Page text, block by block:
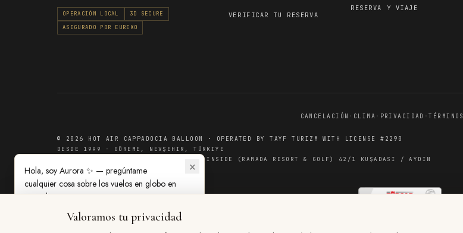
Valoramos tu privacidad
OPERACIÓN LOCAL
3D SECURE
ASEGURADO POR EUREKO
VERIFICAR TU RESERVA
RESERVA Y VIAJE
CANCELACIÓN · CLIMA · PRIVACIDAD ·TÉRMINOS
© 2026 HOT AIR CAPPADOCIA BALLOON · OPERATED BY TAYF TURIZM WITH LICENSE #2290
DESDE 1999 · GÖREME, NEVŞEHIR, TÜRKIYE
TÜRKMEN MAH. GAZİ BEĞENDİ BULVARI INSIDE (RAMADA RESORT & GOLF) 42/1 KUŞADASI / AYDIN
Hola, soy Aurora ✨ — pregúntame
cualquier cosa sobre los vuelos en globo en
Capadocia.
×